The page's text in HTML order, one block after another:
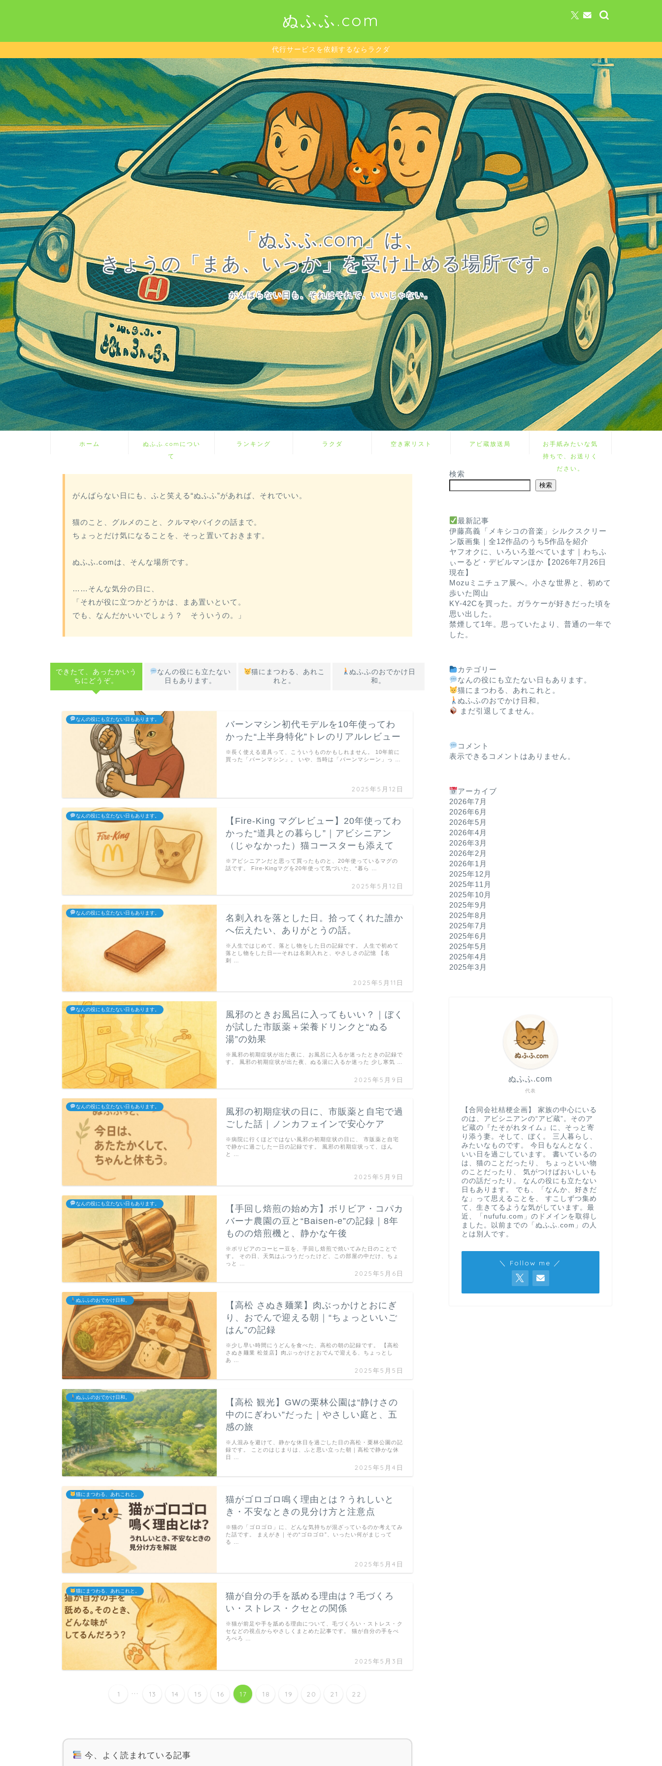
ぬふふ.com
代行サービスを依頼するならラクダ
「ぬふふ.com」は、
きょうの「まあ、いっか」を受け止める場所です。
がんばらない日も、それはそれで、いいじゃない。
ホーム
ぬふふ.comについ
て
ランキング ラクダ 空き家リスト アビ蔵放送局
お手紙みたいな気
持ちで、お送りく
ださい。
がんばらない日にも、ふと笑える“ぬふふ”があれば、それでいい。
猫のこと、グルメのこと、クルマやバイクの話まで。
ちょっとだけ気になることを、そっと置いておきます。
ぬふふ.comは、そんな場所です。
……そんな気分の日に、
「それが役に立つかどうかは、まあ置いといて。
でも、なんだかいいでしょう？ そういうの。」
できたて、あったかいう
ちにどうぞ。
なんの役にも立たない
日もあります。
猫にまつわる、あれこ
れと。
ぬふふのおでかけ日
和。
なんの役にも立たない日もあります。
バーンマシン初代モデルを10年使ってわ
かった“上半身特化”トレのリアルレビュー
2025年5月12日
※長く使える道具って、こういうものかもしれません。 10年前に
買った「バーンマシン」。 いや、当時は「バーンマシーン」っ …
なんの役にも立たない日もあります。
【Fire-King マグレビュー】20年使ってわ
かった“道具との暮らし”｜アビシニアン
（じゃなかった）猫コースターも添えて
2025年5月12日
※アビシニアンだと思って買ったものと、20年使っているマグの
話です。 Fire-Kingマグを20年使って気づいた、“暮ら …
なんの役にも立たない日もあります。
名刺入れを落とした日。拾ってくれた誰か
へ伝えたい、ありがとうの話。
2025年5月11日
※人生ではじめて、落とし物をした日の記録です。 人生で初めて
落とし物をした日──それは名刺入れと、やさしさの記憶 【名
刺 …
なんの役にも立たない日もあります。
風邪のときお風呂に入ってもいい？｜ぼく
が試した市販薬＋栄養ドリンクと“ぬる
湯”の効果
2025年5月9日
※風邪の初期症状が出た夜に、お風呂に入るか迷ったときの記録で
す。 風邪の初期症状が出た夜、ぬる湯に入るか迷った 少し寒気 …
なんの役にも立たない日もあります。
風邪の初期症状の日に、市販薬と自宅で過
ごした話｜ノンカフェインで安心ケア
2025年5月9日
※病院に行くほどではない風邪の初期症状の日に、 市販薬と自宅
で静かに過ごした一日の記録です。 風邪の初期症状って、ほん
と …
なんの役にも立たない日もあります。
【手回し焙煎の始め方】ボリビア・コパカ
バーナ農園の豆と“Baisen-e”の記録｜8年
ものの焙煎機と、静かな午後
2025年5月6日
※ボリビアのコーヒー豆を、手回し焙煎で焼いてみた日のことで
す。 その日、天気はふつうだったけど、この部屋の中だけ、ちょ
っと …
ぬふふのおでかけ日和。
【高松 さぬき麺業】肉ぶっかけとおにぎ
り、おでんで迎える朝｜“ちょっといいご
はん”の記録
2025年5月5日
※少し早い時間にうどんを食べた、高松の朝の記録です。 【高松
さぬき麺業 松並店】肉ぶっかけとおでんで迎える、ちょっとし
あ …
ぬふふのおでかけ日和。
【高松 観光】GWの栗林公園は“静けさの
中のにぎわい”だった｜やさしい庭と、五
感の旅
2025年5月4日
※人混みを避けて、静かな休日を過ごした日の高松・栗林公園の記
録です。 ことのはじまりは、ふと思い立った朝｜高松で静かな休
日 …
猫にまつわる、あれこれと。
猫がゴロゴロ鳴く理由とは？うれしいと
き・不安なときの見分け方と注意点
2025年5月4日
※猫の「ゴロゴロ」に、どんな気持ちが混ざっているのか考えてみ
た話です。 まえがき｜その“ゴロゴロ”、いったい何がまじって
る …
猫にまつわる、あれこれと。
猫が自分の手を舐める理由は？毛づくろ
い・ストレス・クセとの関係
2025年5月3日
※猫が前足や手を舐める理由について、毛づくろい・ストレス・ク
セなどの視点からやさしくまとめた記事です。 猫が自分の手をぺ
ろぺろ …
1 ... 13 14 15 16 17 18 19 20 21 22
なんの役にも立たない日もあります。
なんの役にも立たない日もあります。
なんの役にも立たない日もあります。
なんの役にも立たない日もあります。
今、よく読まれている記事
検索
検索
最新記事
伊藤髙義「メキシコの音楽」シルクスクリー
ン版画集｜全12作品のうち5作品を紹介
ヤフオクに、いろいろ並べています｜わちふ
ぃーるど・デビルマンほか【2026年7月26日
現在】
Mozuミニチュア展へ。小さな世界と、初めて
歩いた岡山
KY-42Cを買った。ガラケーが好きだった頃を
思い出した。
禁煙して1年。思っていたより、普通の一年で
した。
カテゴリー
なんの役にも立たない日もあります。
猫にまつわる、あれこれと。
ぬふふのおでかけ日和。
まだ引退してません。
コメント
表示できるコメントはありません。
アーカイブ
2026年7月
2026年6月
2026年5月
2026年4月
2026年3月
2026年2月
2026年1月
2025年12月
2025年11月
2025年10月
2025年9月
2025年8月
2025年7月
2025年6月
2025年5月
2025年4月
2025年3月
代表
ぬふふ.com
【合同会社桔梗企画】 家族の中心にいる
のは、アビシニアンの“アビ蔵”。そのア
ビ蔵の『たそがれタイム』に、そっと寄
り添う妻。そして、ぼく。 三人暮らし、
みたいなものです。 今日もなんとなく、
いい日を過ごしています。 書いているの
は、猫のことだったり、 ちょっといい物
のことだったり、 気がつけばおいしいも
のの話だったり。 なんの役にも立たない
日もあります。 でも、「なんか、好きだ
な」って思えることを、 すこしずつ集め
て、生きてるような気がしています。最
近、「nufufu.com」のドメインを取得し
ました。以前までの「ぬふふ.com」の人
とは別人です。
＼ Follow me ／